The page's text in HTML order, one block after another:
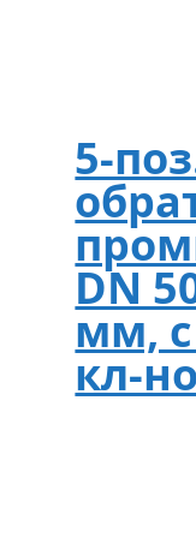
5-
DN
мм,
кл-